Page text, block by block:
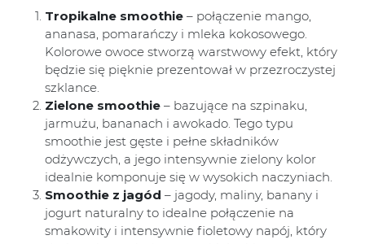
Tropikalne smoothie – połączenie mango,
ananasa, pomarańczy i mleka kokosowego.
Kolorowe owoce stworzą warstwowy efekt, który
będzie się pięknie prezentował w przezroczystej
szklance.
Zielone smoothie – bazujące na szpinaku,
jarmużu, bananach i awokado. Tego typu
smoothie jest gęste i pełne składników
odżywczych, a jego intensywnie zielony kolor
idealnie komponuje się w wysokich naczyniach.
Smoothie z jagód – jagody, maliny, banany i
jogurt naturalny to idealne połączenie na
smakowity i intensywnie fioletowy napój, który